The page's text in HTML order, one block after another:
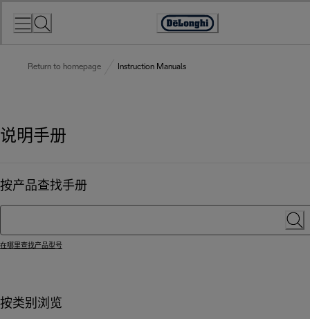
Accessibility
Return to homepage Instruction Manuals
说明手册
按产品查找手册
在哪里查找产品型号
按类别浏览